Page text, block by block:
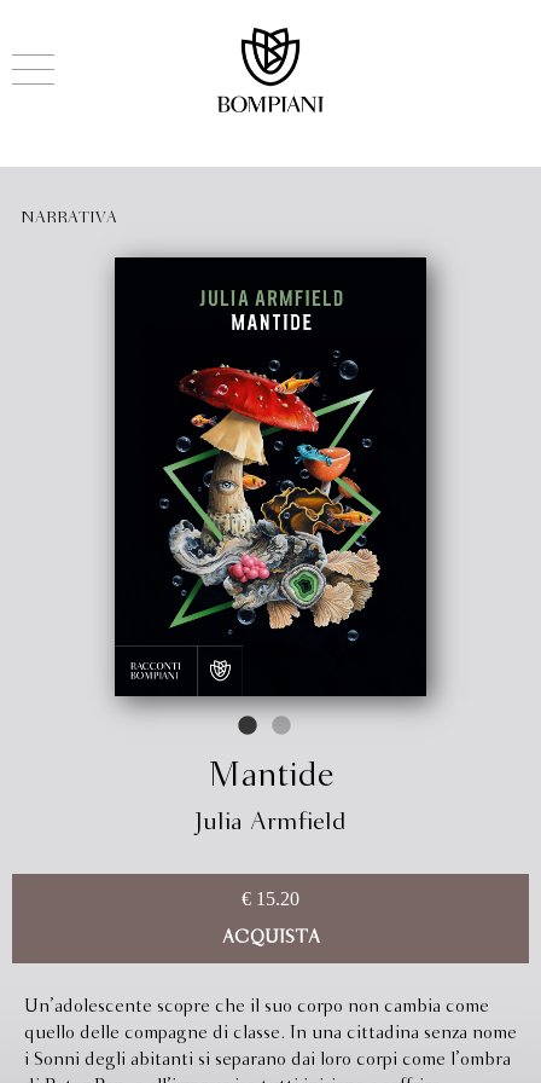
NARRATIVA
Mantide
Julia Armfield
€ 15.20
ACQUISTA
Un’adolescente scopre che il suo corpo non cambia come
quello delle compagne di classe. In una cittadina senza nome
i Sonni degli abitanti si separano dai loro corpi come l’ombra